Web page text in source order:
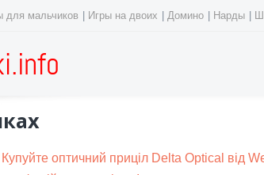
для мальчиков Игры на двоих Домино Нарды
Купуйте оптичний приціл Delta Optical від